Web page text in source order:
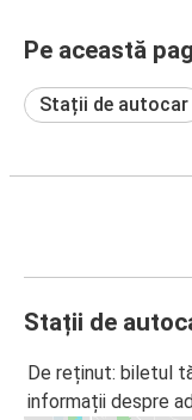
Pe această
Stații de autocar
Stații de
De reținut: biletul
informații despre